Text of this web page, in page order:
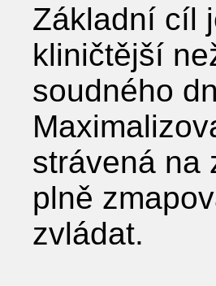
Základní cíl
kliničtější
soudného
strávená na
plně
zvládat.